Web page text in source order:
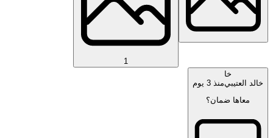
1
خا
خالد العتيبيمنذ 3 يوم
معاها ضمان؟